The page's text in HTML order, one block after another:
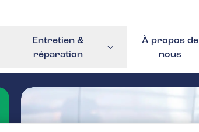
Entretien &
réparation
À propos de
nous